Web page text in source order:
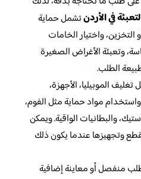
في الأردنتشمل حماية
التخزين، واختيار الخامات
وتعبئة الأغراض الصغيرة
الطلب.
الموبيليا، الأجهزة،
واستخدام مواد حماية مثل الفوم،
والبطانيات الواقية. ويمكن
وتجهيزها عندما يكون ذلك
طلب منفصل أو معاينة إضافية